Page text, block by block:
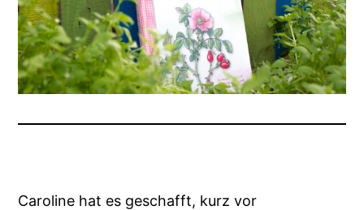
Caroline hat es geschafft, kurz vor